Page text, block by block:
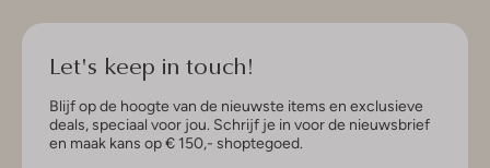
Let's keep in touch!
Blijf op de hoogte van de nieuwste items en exclusieve
deals, speciaal voor jou. Schrijf je in voor de nieuwsbrief
en maak kans op € 150,- shoptegoed.